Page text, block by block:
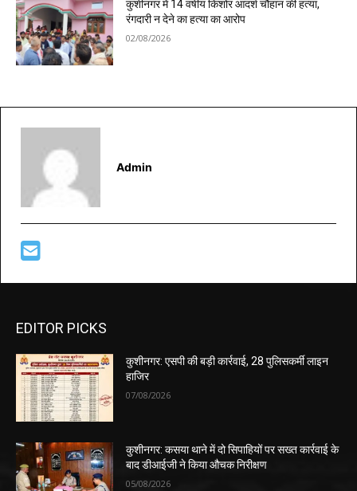
कुशीनगर में 14 वर्षीय किशोर आदर्श चौहान की हत्या,
रंगदारी न देने का हत्या का आरोप
02/08/2026
Admin
EDITOR PICKS
कुशीनगर: एसपी की बड़ी कार्रवाई, 28 पुलिसकर्मी लाइन
हाजिर
07/08/2026
कुशीनगर: कसया थाने में दो सिपाहियों पर सख्त कार्रवाई के
बाद डीआईजी ने किया औचक निरीक्षण
05/08/2026